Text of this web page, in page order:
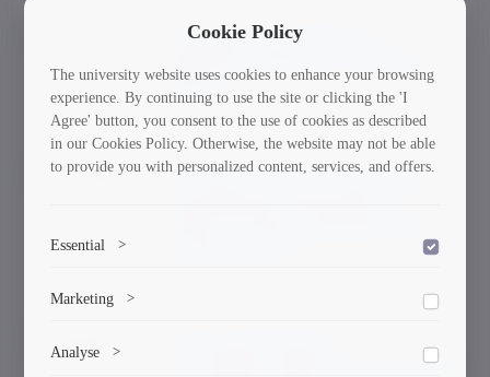
მართვადი ცივი ბირთვული
თ. გაბადაძე
შავი ზღვის წყლის კომპლექსური
სახელმწიფოერბრივი რეგულაციის
Cookie Policy
The university website uses cookies to enhance your browsing
experience. By continuing to use the site or clicking the 'I
Agree' button, you consent to the use of cookies as described
in our Cookies Policy. Otherwise, the website may not be able
to provide you with personalized content, services, and offers.
Essential >
Marketing >
ads.
Analyse >